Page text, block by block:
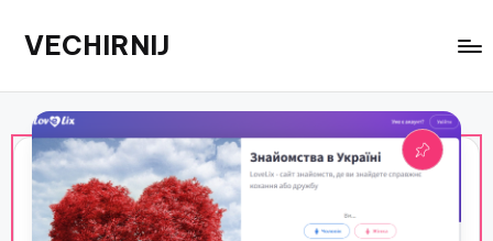
Перейти
вмісту
VECHIRNIJ